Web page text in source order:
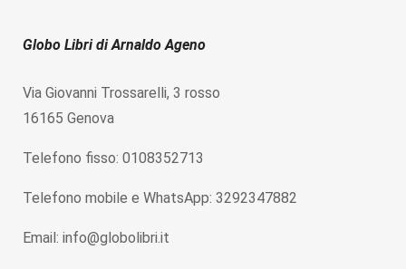
Globo Libri di Arnaldo Ageno
Via Giovanni Trossarelli, 3 rosso
16165 Genova
Telefono fisso: 0108352713
Telefono mobile e WhatsApp: 3292347882
Email: info@globolibri.it